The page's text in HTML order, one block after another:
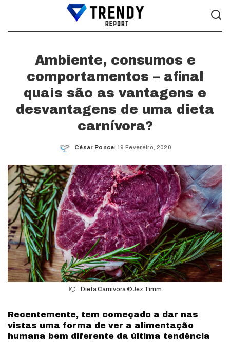
Ambiente, consumos e
comportamentos – afinal
quais são as vantagens e
desvantagens de uma dieta
carnívora?
Posted
César Ponce 19 Fevereiro, 2020
Dieta Carnivora ©Jez Timm
Recentemente, tem começado a dar nas
vistas uma forma de ver a alimentação
humana bem diferente da última tendência